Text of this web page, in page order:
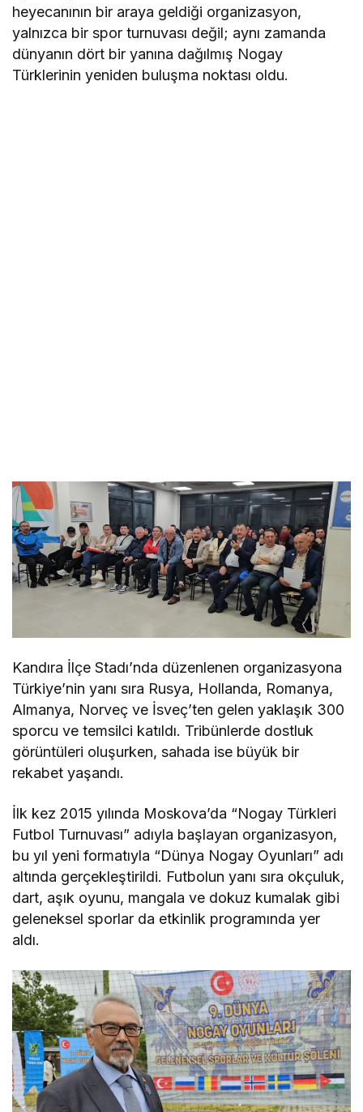
heyecanının bir araya geldiği organizasyon,
yalnızca bir spor turnuvası değil; aynı zamanda
dünyanın dört bir yanına dağılmış Nogay
Türklerinin yeniden buluşma noktası oldu.
Kandıra İlçe Stadı’nda düzenlenen organizasyona
Türkiye’nin yanı sıra Rusya, Hollanda, Romanya,
Almanya, Norveç ve İsveç’ten gelen yaklaşık 300
sporcu ve temsilci katıldı. Tribünlerde dostluk
görüntüleri oluşurken, sahada ise büyük bir
rekabet yaşandı.
İlk kez 2015 yılında Moskova’da “Nogay Türkleri
Futbol Turnuvası” adıyla başlayan organizasyon,
bu yıl yeni formatıyla “Dünya Nogay Oyunları” adı
altında gerçekleştirildi. Futbolun yanı sıra okçuluk,
dart, aşık oyunu, mangala ve dokuz kumalak gibi
geleneksel sporlar da etkinlik programında yer
aldı.